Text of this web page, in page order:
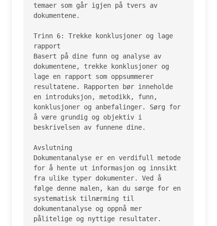
temaer som går igjen på tvers av
dokumentene.
Trinn 6: Trekke konklusjoner og lage
rapport
Basert på dine funn og analyse av
dokumentene, trekke konklusjoner og
lage en rapport som oppsummerer
resultatene. Rapporten bør inneholde
en introduksjon, metodikk, funn,
konklusjoner og anbefalinger. Sørg for
å være grundig og objektiv i
beskrivelsen av funnene dine.
Avslutning
Dokumentanalyse er en verdifull metode
for å hente ut informasjon og innsikt
fra ulike typer dokumenter. Ved å
følge denne malen, kan du sørge for en
systematisk tilnærming til
dokumentanalyse og oppnå mer
pålitelige og nyttige resultater.